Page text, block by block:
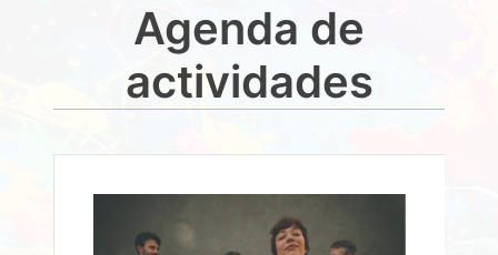
Agenda de
actividades